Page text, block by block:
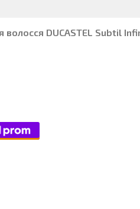
волосся DUCASTEL Subtil